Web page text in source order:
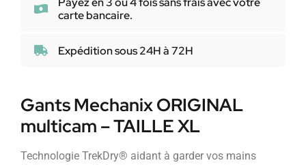
carte bancaire.
Expédition sous 24H à 72H
Gants Mechanix ORIGINAL
multicam – TAILLE XL
Technologie TrekDry® aidant à garder vos mains